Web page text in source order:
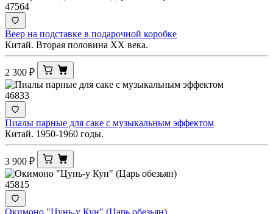
47564
Веер на подставке в подарочной коробке
Китай. Вторая половина ХХ века.
2 300 ₽
46833
Пиалы парные для саке с музыкальным эффектом
Китай. 1950-1960 годы.
3 900 ₽
45815
Окимоно "Цунь-у Кун" (Царь обезьян)